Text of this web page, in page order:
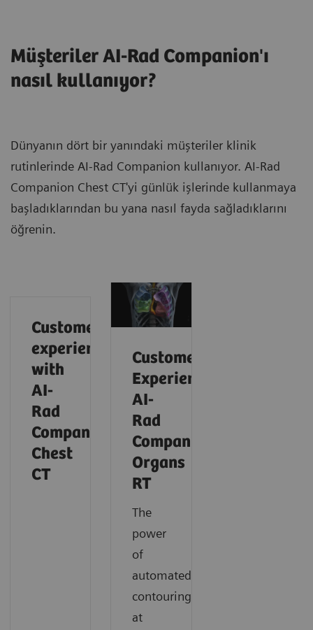
Müşteriler AI-Rad Companion'ı
nasıl kullanıyor?
Dünyanın dört bir yanındaki müşteriler klinik
rutinlerinde AI-Rad Companion kullanıyor. AI-Rad
Companion Chest CT'yi günlük işlerinde kullanmaya
başladıklarından bu yana nasıl fayda sağladıklarını
öğrenin.
Customer
experiences
with
AI-
Rad
Companion
Chest
CT
Customer
Experience:
AI-
Rad
Companion
Organs
RT
The
power
of
automated
contouring
at